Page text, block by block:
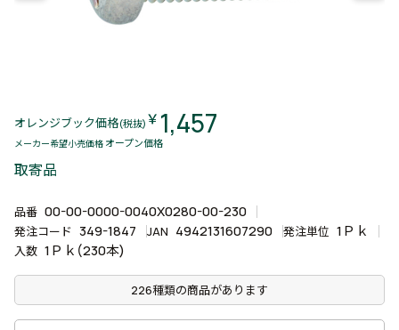
オレンジブック価格(税抜) ￥ 1,457
メーカー希望小売価格 オープン価格
取寄品
品番 00-00-0000-0040X0280-00-230
発注コード 349-1847 JAN 4942131607290 発注単位 1Ｐｋ
入数 1Ｐｋ(230本)
226種類の商品があります